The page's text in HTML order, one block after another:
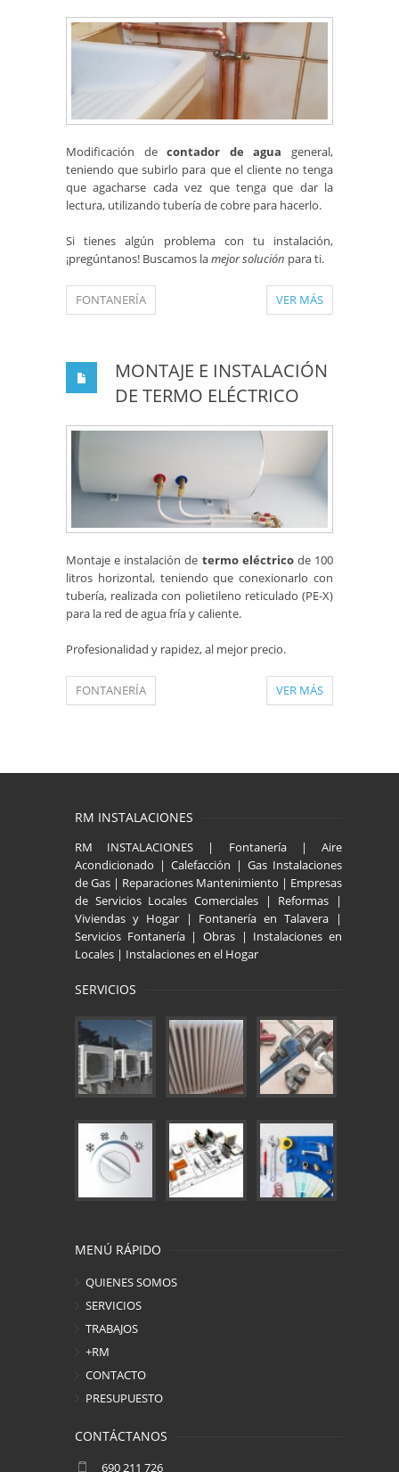
Modificación decontador de agua general,
teniendo que subirlo para que el cliente no tenga
que agacharse cada vez que tenga que dar la
lectura, utilizando tubería de cobre para hacerlo.
Si tienes algún problema con tu instalación,
¡pregúntanos! Buscamos lamejor solución para ti.
FONTANERÍA VER MÁS
MONTAJE E INSTALACIÓN
DE TERMO ELÉCTRICO
Montaje e instalación de termo eléctricode 100
litros horizontal, teniendo que conexionarlo con
tubería, realizada con polietileno reticulado (PE-X)
para la red de agua fría y caliente.
Profesionalidad y rapidez, al mejor precio.
FONTANERÍA VER MÁS
RM INSTALACIONES
RM INSTALACIONES | Fontanería | Aire
Acondicionado | Calefacción | Gas Instalaciones
de Gas | Reparaciones Mantenimiento | Empresas
de Servicios Locales Comerciales | Reformas |
Viviendas y Hogar | Fontanería en Talavera |
Servicios Fontanería | Obras | Instalaciones en
Locales | Instalaciones en el Hogar
SERVICIOS
MENÚ RÁPIDO
QUIENES SOMOS
SERVICIOS
TRABAJOS
+RM
CONTACTO
PRESUPUESTO
CONTÁCTANOS
690 211 726